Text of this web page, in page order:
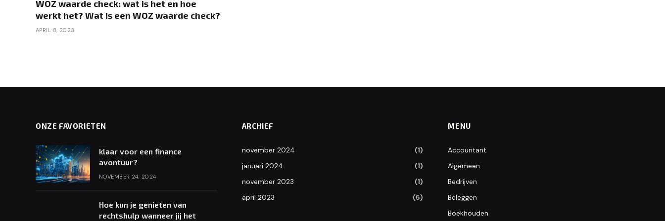
WOZ waarde check: wat is het en hoe
werkt het? Wat is een WOZ waarde check?
APRIL 8, 2023
ONZE FAVORIETEN
klaar voor een finance
avontuur?
NOVEMBER 24, 2024
Hoe kun je genieten van
rechtshulp wanneer jij het
ARCHIEF
november 2024
(1)
januari 2024
(1)
november 2023
(1)
april 2023
(5)
MENU
Accountant
Algemeen
Bedrijven
Beleggen
Boekhouden